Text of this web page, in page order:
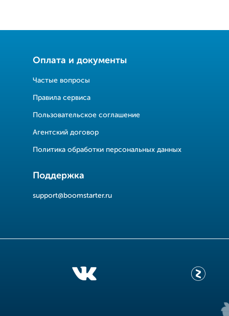
Оплата и документы
Частые вопросы
Правила сервиса
Пользовательское соглашение
Агентский договор
Политика обработки персональных данных
Поддержка
support@boomstarter.ru